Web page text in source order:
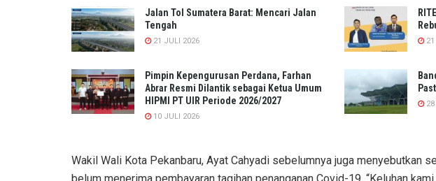
Jalan Tol Sumatera Barat: Mencari Jalan
Tengah
21 JULI 2026 21
Pimpin Kepengurusan Perdana, Farhan
Abrar Resmi Dilantik sebagai Ketua Umum
HIPMI PT UIR Periode 2026/2027
10 JULI 2026
28
Wakil Wali Kota Pekanbaru, Ayat Cahyadi sebelumnya juga menyebutkan